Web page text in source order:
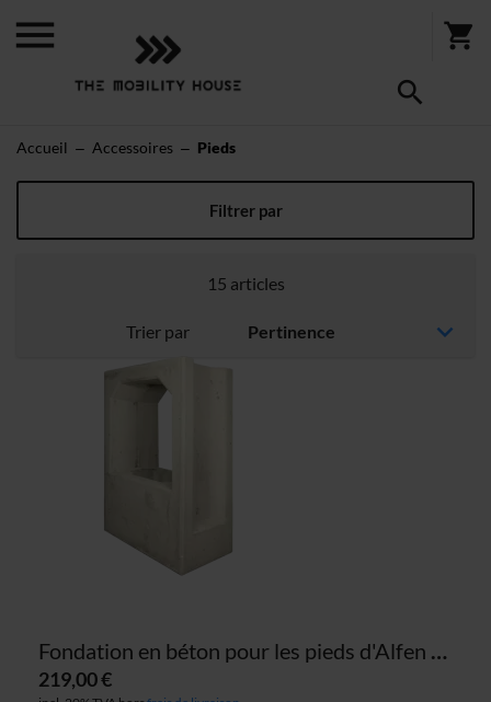
Accueil Accessoires Pieds
15 articles
Trier par
Fondation en béton pour les pieds d'Alfen (Eve Single / Eve Double) et PG-line
219,00 €
Filtrer par